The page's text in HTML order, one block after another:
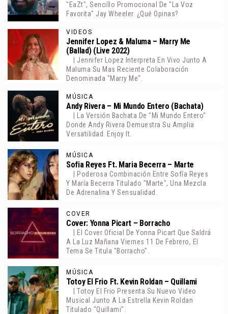
"EaZt", Sencillo Promocional De "La Voz
Favorita" Jay Wheeler. ¿Qué Opinas?
VIDEOS
Jennifer Lopez & Maluma – Marry Me
(Ballad) (Live 2022)
| Jennifer Lopez Interpreta En Vivo Junto A
Maluma Su Mas Reciente Colaboración
Denominada "Marry Me".
MÚSICA
Andy Rivera – Mi Mundo Entero (Bachata)
| La Versión Bachata De "Mi Mundo Entero"
Donde Andy Rivera Demuestra Su Amplia
Versatilidad. Enjoy It.
MÚSICA
Sofia Reyes Ft. Maria Becerra – Marte
| Poderosa Combinación Entre Sofía Reyes
Y María Becerra Titulado "Marte", Una Mezcla
De Adrenalina Y Sensualidad.
COVER
Cover: Yonna Picart – Borracho
| El Cover Oficial De Yonna Picart Que Saldrá
A La Luz Mañana Viernes 11 De Febrero, El
Tema Se Titula "Borracho".
MÚSICA
Totoy El Frio Ft. Kevin Roldan – Quillami
| Totoy El Frio Presenta Su Nuevo Video
Musical Junto A La Estrella Kevin Roldan
Titulado "Quillami".